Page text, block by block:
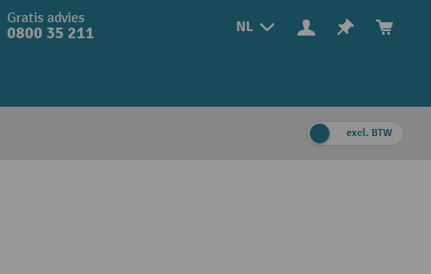
NL
Gratis advies
0800 35 211
excl. BTW